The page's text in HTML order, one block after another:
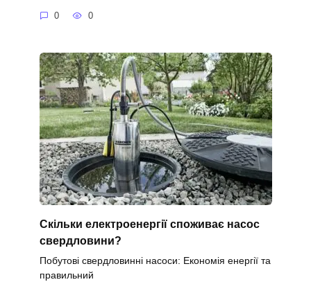
0 0
Скільки електроенергії споживає насос
свердловини?
Побутові свердловинні насоси: Економія енергії та
правильний